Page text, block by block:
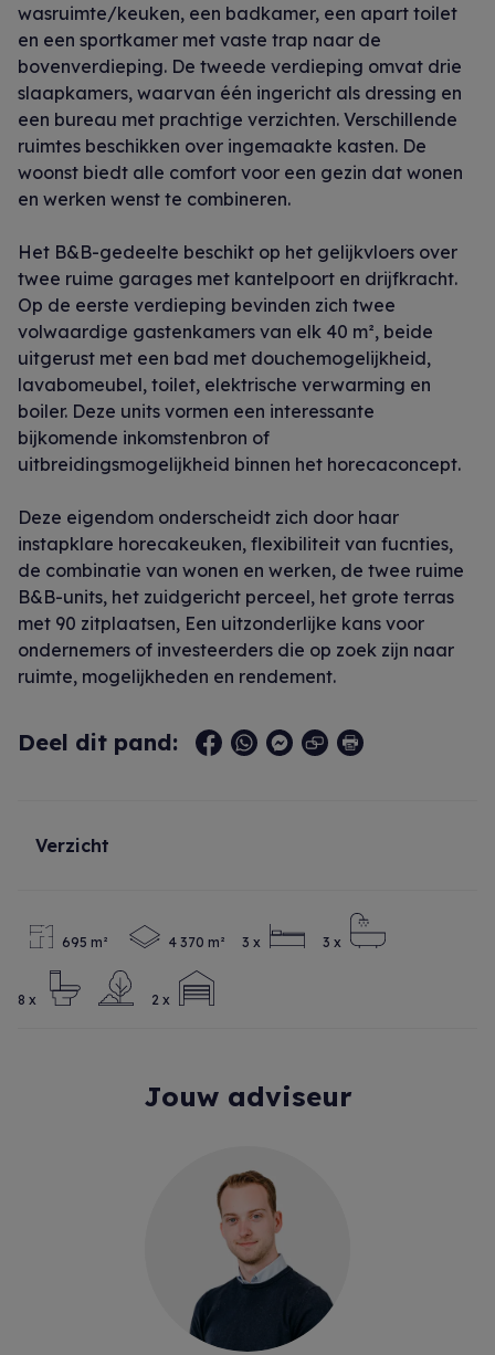
wasruimte/keuken, een badkamer, een apart toilet
en een sportkamer met vaste trap naar de
bovenverdieping. De tweede verdieping omvat drie
slaapkamers, waarvan één ingericht als dressing en
een bureau met prachtige verzichten. Verschillende
ruimtes beschikken over ingemaakte kasten. De
woonst biedt alle comfort voor een gezin dat wonen
en werken wenst te combineren.
Het B&B-gedeelte beschikt op het gelijkvloers over
twee ruime garages met kantelpoort en drijfkracht.
Op de eerste verdieping bevinden zich twee
volwaardige gastenkamers van elk 40 m², beide
uitgerust met een bad met douchemogelijkheid,
lavabomeubel, toilet, elektrische verwarming en
boiler. Deze units vormen een interessante
bijkomende inkomstenbron of
uitbreidingsmogelijkheid binnen het horecaconcept.
Deze eigendom onderscheidt zich door haar
instapklare horecakeuken, flexibiliteit van fucnties,
de combinatie van wonen en werken, de twee ruime
B&B-units, het zuidgericht perceel, het grote terras
met 90 zitplaatsen, Een uitzonderlijke kans voor
ondernemers of investeerders die op zoek zijn naar
ruimte, mogelijkheden en rendement.
Deel dit pand:
Verzicht
695 m² 4 370 m² 3 x 3 x
8 x 2 x
Jouw adviseur